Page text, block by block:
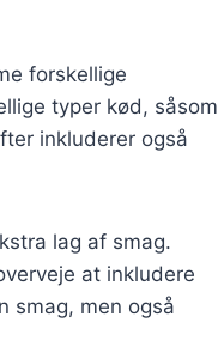
forskellige
typer kød, såsom
inkluderer også
lag af smag.
at inkludere
smag, men også